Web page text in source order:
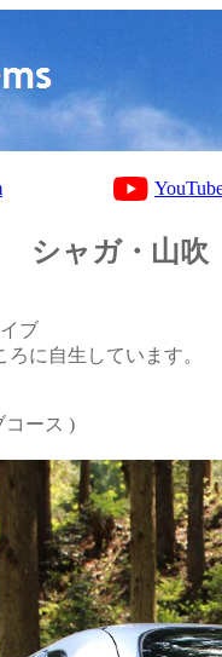
シャガ・山吹
ブ
に自生しています。
コース )